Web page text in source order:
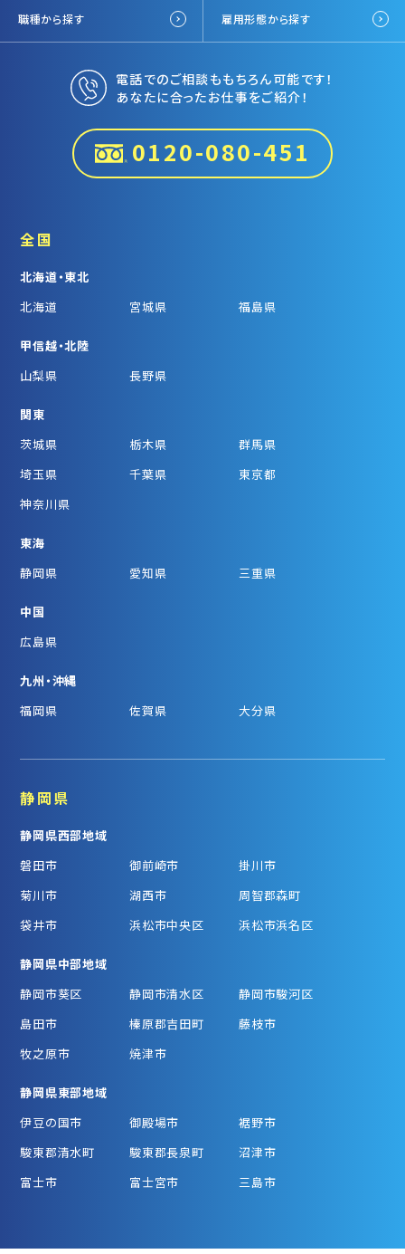
職種から探す 雇用形態から探す
電話でのご相談ももちろん可能です！
あなたに合ったお仕事をご紹介！
0120-080-451
全国
北海道・東北
北海道
宮城県 福島県
甲信越・北陸
山梨県
長野県
関東
茨城県
栃木県
群馬県
埼玉県
千葉県
東京都
神奈川県
東海
静岡県
愛知県 三重県
中国
広島県
九州・沖縄
福岡県
佐賀県 大分県
静岡県
静岡県西部地域
磐田市
御前崎市
掛川市
菊川市
湖西市
周智郡森町
袋井市
浜松市中央区 浜松市浜名区
静岡県中部地域
静岡市葵区
静岡市清水区
静岡市駿河区
島田市
榛原郡吉田町
藤枝市
牧之原市
焼津市
静岡県東部地域
伊豆の国市
御殿場市
裾野市
駿東郡清水町
駿東郡長泉町
沼津市
富士市
富士宮市 三島市